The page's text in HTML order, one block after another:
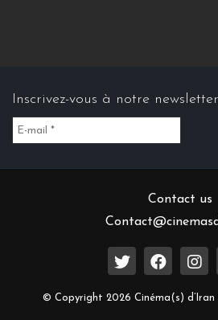
Inscrivez-vous à notre newsletter
Contact us
© Copyright 2026 Cinéma(s) d’Iran